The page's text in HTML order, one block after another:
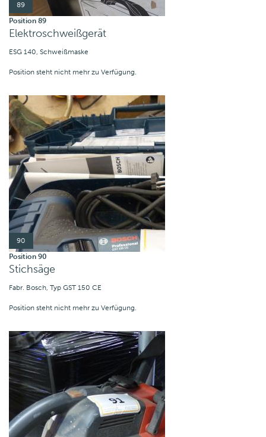
89
Position 89
Elektroschweißgerät
ESG 140, Schweißmaske
Position steht nicht mehr zu Verfügung.
90
Position 90
Stichsäge
Fabr. Bosch, Typ GST 150 CE
Position steht nicht mehr zu Verfügung.